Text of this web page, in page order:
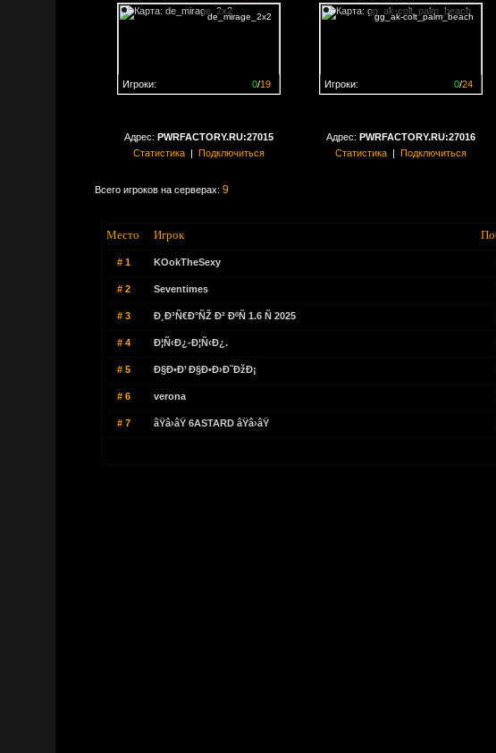
de_mirage_2x2
0/19
Игроки:
gg_ak-colt_palm_beac​h​
0/24
Игроки:
Адрес: PWRFACTORY.RU:27015
Статистика| Подключиться
Адрес: PWRFACTORY.RU:27016
Статистика| Подключиться
Всего игроков на серверах: 9
Место Игрок
# 1 KOokTheSexy
# 2 Seventimes
# 3 Ð¸Ð³Ñ€Ð°ÑŽ Ð² ÐºÑ 1.6 Ñ 2025
# 4 Ð¦Ñ‹Ð¿-Ð¦Ñ‹Ð¿.
# 5 Ð§Ð•Ð’ Ð§Ð•Ð›Ð˜ÐžÐ¡
# 6 verona
# 7 âŸâ›âŸ 6ASTARD âŸâ›âŸ